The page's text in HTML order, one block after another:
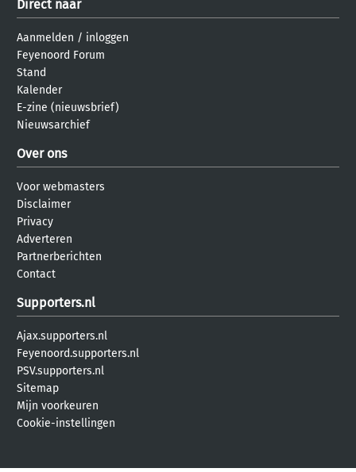
Direct naar
Aanmelden / inloggen
Feyenoord Forum
Stand
Kalender
E-zine (nieuwsbrief)
Nieuwsarchief
Over ons
Voor webmasters
Disclaimer
Privacy
Adverteren
Partnerberichten
Contact
Supporters.nl
Ajax.supporters.nl
Feyenoord.supporters.nl
PSV.supporters.nl
Sitemap
Mijn voorkeuren
Cookie-instellingen